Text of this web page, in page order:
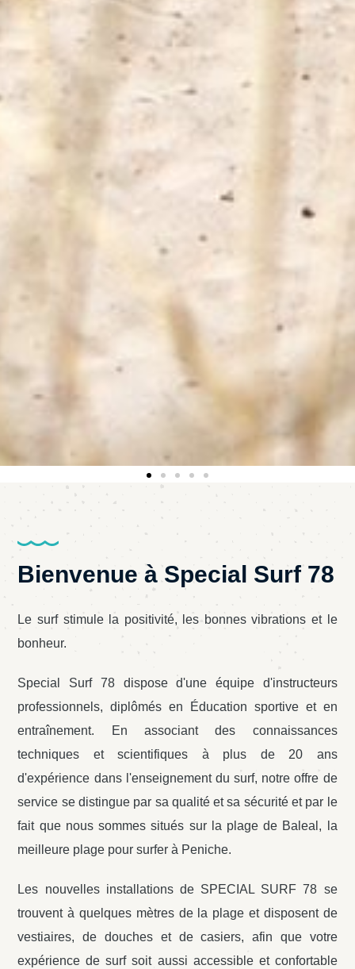
parfaite entre
l’hébergement et le
Bienvenue à Special Surf 78
Le surf stimule la positivité, les bonnes vibrations et le
bonheur.
Special Surf 78 dispose d'une équipe d'instructeurs
professionnels, diplômés en Éducation sportive et en
entraînement. En associant des connaissances
techniques et scientifiques à plus de 20 ans
d'expérience dans l'enseignement du surf, notre offre de
service se distingue par sa qualité et sa sécurité et par le
fait que nous sommes situés sur la plage de Baleal, la
meilleure plage pour surfer à Peniche.
Les nouvelles installations de SPECIAL SURF 78 se
trouvent à quelques mètres de la plage et disposent de
vestiaires, de douches et de casiers, afin que votre
expérience de surf soit aussi accessible et confortable